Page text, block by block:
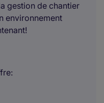
gestion de chantier
environnement